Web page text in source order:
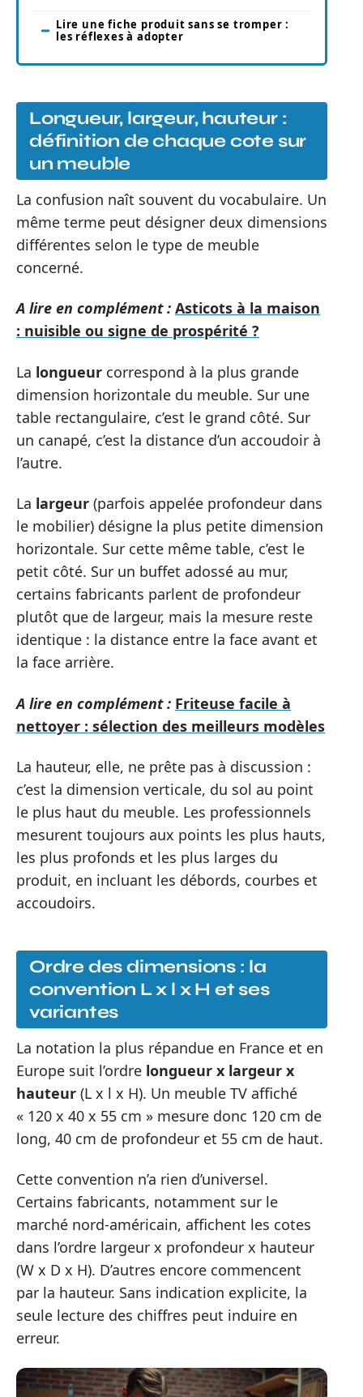
Lire une fiche produit sans se tromper :
les réflexes à adopter
Longueur, largeur, hauteur :
définition de chaque cote sur
un meuble
La confusion naît souvent du vocabulaire. Un
même terme peut désigner deux dimensions
différentes selon le type de meuble
concerné.
A lire en complément : Asticots à la maison
: nuisible ou signe de prospérité ?
La longueur correspond à la plus grande
dimension horizontale du meuble. Sur une
table rectangulaire, c’est le grand côté. Sur
un canapé, c’est la distance d’un accoudoir à
l’autre.
La largeur (parfois appelée profondeur dans
le mobilier) désigne la plus petite dimension
horizontale. Sur cette même table, c’est le
petit côté. Sur un buffet adossé au mur,
certains fabricants parlent de profondeur
plutôt que de largeur, mais la mesure reste
identique : la distance entre la face avant et
la face arrière.
A lire en complément : Friteuse facile à
nettoyer : sélection des meilleurs modèles
La hauteur, elle, ne prête pas à discussion :
c’est la dimension verticale, du sol au point
le plus haut du meuble. Les professionnels
mesurent toujours aux points les plus hauts,
les plus profonds et les plus larges du
produit, en incluant les débords, courbes et
accoudoirs.
Ordre des dimensions : la
convention L x l x H et ses
variantes
La notation la plus répandue en France et en
Europe suit l’ordre longueur x largeur x
hauteur (L x l x H). Un meuble TV affiché
« 120 x 40 x 55 cm » mesure donc 120 cm de
long, 40 cm de profondeur et 55 cm de haut.
Cette convention n’a rien d’universel.
Certains fabricants, notamment sur le
marché nord-américain, affichent les cotes
dans l’ordre largeur x profondeur x hauteur
(W x D x H). D’autres encore commencent
par la hauteur. Sans indication explicite, la
seule lecture des chiffres peut induire en
erreur.